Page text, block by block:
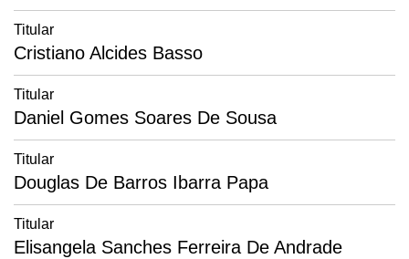
Titular
Cristiano Alcides Basso
Titular
Daniel Gomes Soares De Sousa
Titular
Douglas De Barros Ibarra Papa
Titular
Elisangela Sanches Ferreira De Andrade